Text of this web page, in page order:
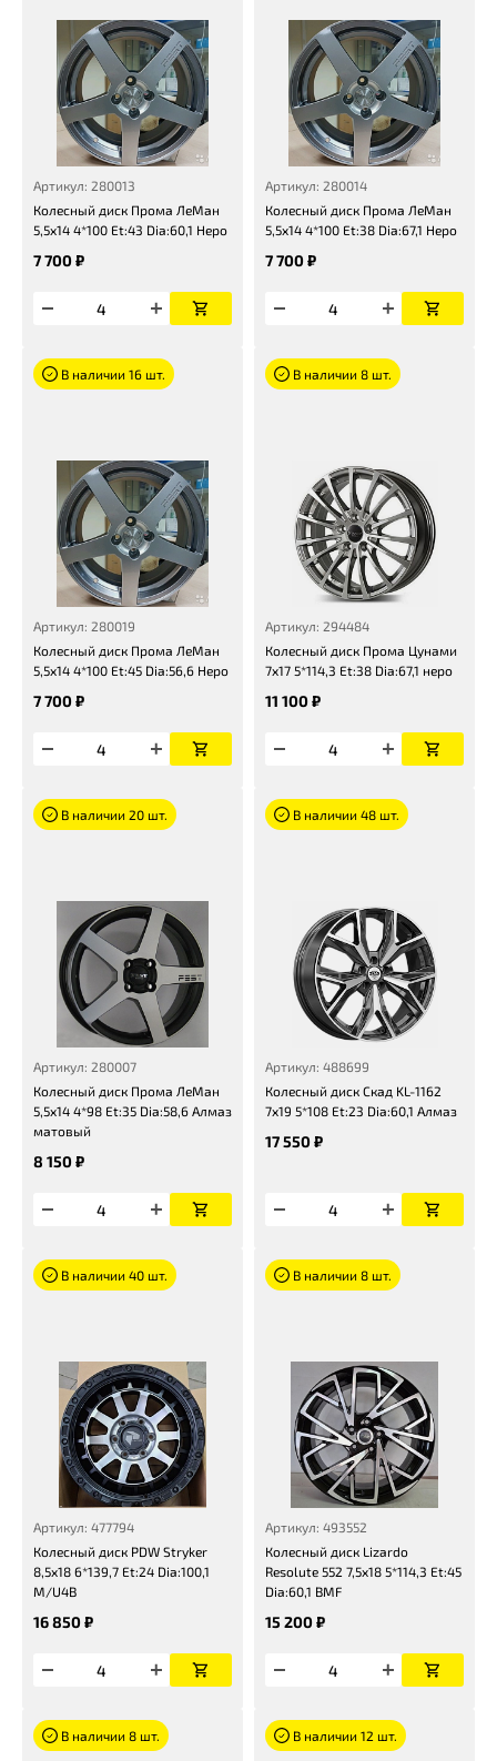
Артикул: 280013
Колесный диск Прома ЛеМан
5,5x14 4*100 Et:43 Dia:60,1 Неро
7 700 ₽
Артикул: 280014
Колесный диск Прома ЛеМан
5,5x14 4*100 Et:38 Dia:67,1 Неро
7 700 ₽
В наличии 16 шт.
Артикул: 280019
Колесный диск Прома ЛеМан
5,5x14 4*100 Et:45 Dia:56,6 Неро
7 700 ₽
В наличии 8 шт.
Артикул: 294484
Колесный диск Прома Цунами
7x17 5*114,3 Et:38 Dia:67,1 неро
11 100 ₽
В наличии 20 шт.
Артикул: 280007
Колесный диск Прома ЛеМан
5,5x14 4*98 Et:35 Dia:58,6 Алмаз
матовый
8 150 ₽
В наличии 48 шт.
Артикул: 488699
Колесный диск Скад KL-1162
7x19 5*108 Et:23 Dia:60,1 Алмаз
17 550 ₽
В наличии 40 шт.
Артикул: 477794
Колесный диск PDW Stryker
8,5x18 6*139,7 Et:24 Dia:100,1
M/U4B
16 850 ₽
В наличии 8 шт.
Артикул: 493552
Колесный диск Lizardo
Resolute 552 7,5x18 5*114,3 Et:45
Dia:60,1 BMF
15 200 ₽
В наличии 8 шт. В наличии 12 шт.